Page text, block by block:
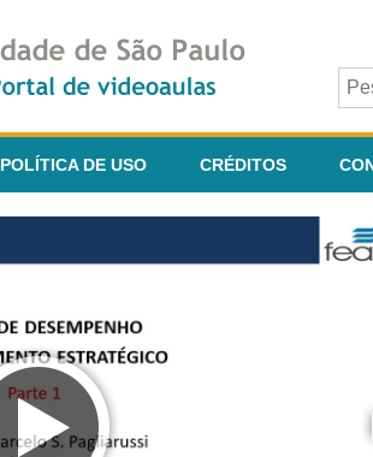
POLÍTICA DE USO CRÉDITOS